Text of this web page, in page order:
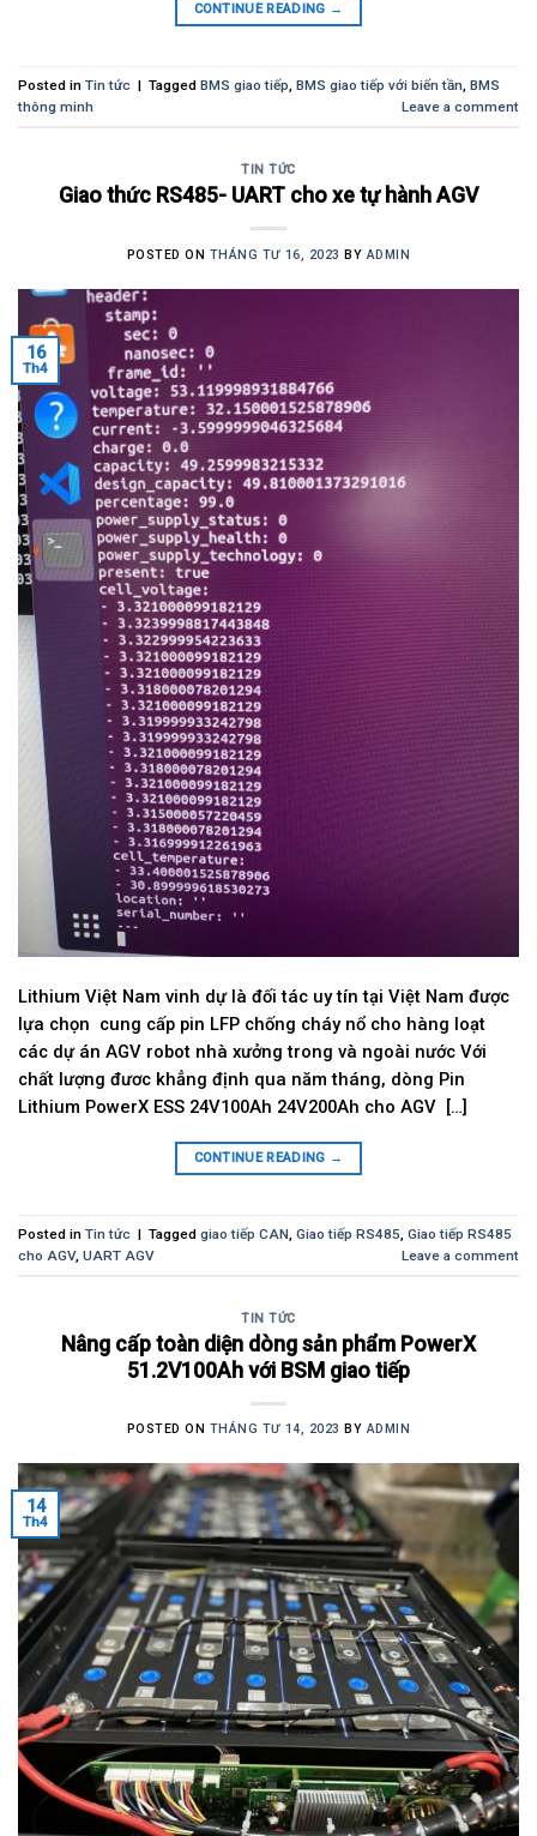
CONTINUE READING →
Posted in Tin tức | Tagged BMS giao tiếp, BMS giao tiếp với biến tần, BMS
thông minh
Leave a comment
TIN TỨC
Giao thức RS485- UART cho xe tự hành AGV
POSTED ON THÁNG TƯ 16, 2023 BY ADMIN
16
Th4
Lithium Việt Nam vinh dự là đối tác uy tín tại Việt Nam được
lựa chọn cung cấp pin LFP chống cháy nổ cho hàng loạt
các dự án AGV robot nhà xưởng trong và ngoài nước Với
chất lượng đươc khẳng định qua năm tháng, dòng Pin
Lithium PowerX ESS 24V100Ah 24V200Ah cho AGV […]
CONTINUE READING →
Posted in Tin tức | Tagged giao tiếp CAN Giao tiếp RS485 Giao tiếp RS485
cho AGV, UART AGV Leave a comment
TIN TỨC
Nâng cấp toàn diện dòng sản phẩm PowerX
51.2V100Ah với BSM giao tiếp
POSTED ON THÁNG TƯ 14, 2023 BY ADMIN
14
Th4